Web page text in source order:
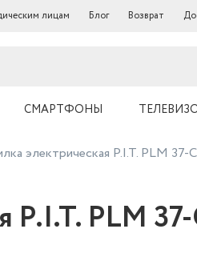
лицам Блог Возврат
СМАРТФОНЫ
электрическая P.I.T. PLM
P.I.T. PLM